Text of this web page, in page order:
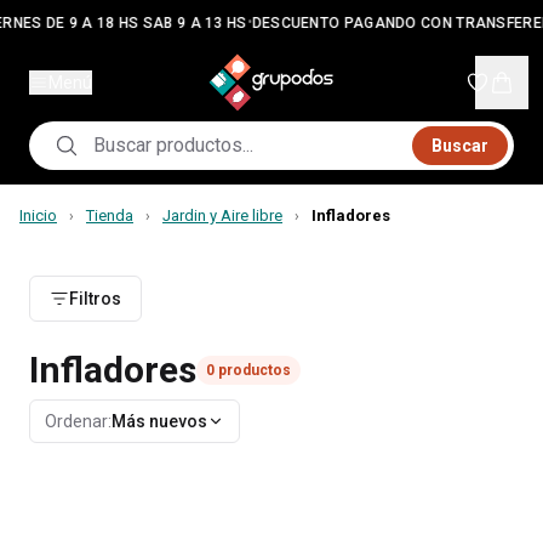
DE 9 A 18 HS SAB 9 A 13 HS•DESCUENTO PAGANDO CON
Buscar
Inicio › Tienda › Jardin y Aire libre › Infladores
Filtros
Infladores 0 productos
Ordenar:Más nuevos